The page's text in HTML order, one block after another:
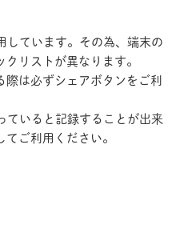
しています。その為、端末の
リストが異なります。
は必ずシェアボタンをご利
ていると記録することが出来
ご利用ください。